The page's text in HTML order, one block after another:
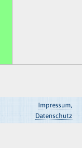
Impressum,
Datenschutz